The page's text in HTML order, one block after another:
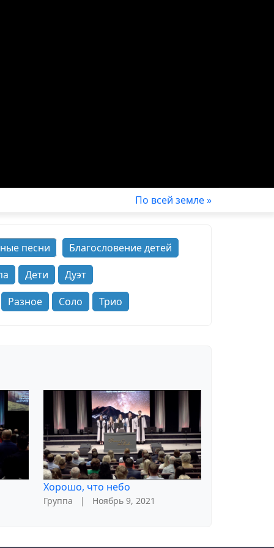
По всей земле »
песни
Благословение детей
Дети
Дуэт
Разное
Соло Трио
Хорошо, что небо
Группа | Ноябрь 9, 2021